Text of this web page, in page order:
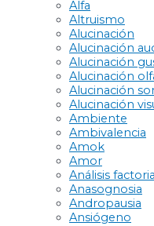
Alfa
Altruismo
Alucinación
Alucinación
Alucinación
Alucinación
Alucinación
Alucinación
Ambiente
Ambivalencia
Amok
Amor
Análisis
Anasognosia
Andropausia
Ansiógeno